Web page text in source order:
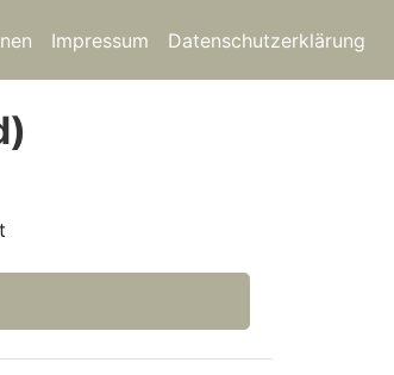
Impressum Datenschutzerklärung